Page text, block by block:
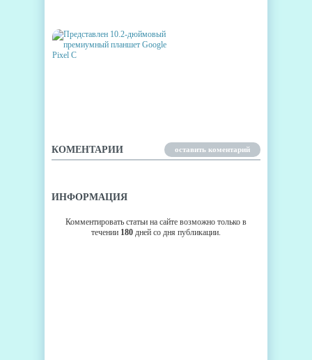
КОМЕНТАРИИ оставить коментарий
ИНФОРМАЦИЯ
Комментировать статьи на сайте возможно только в
течении 180 дней со дня публикации.